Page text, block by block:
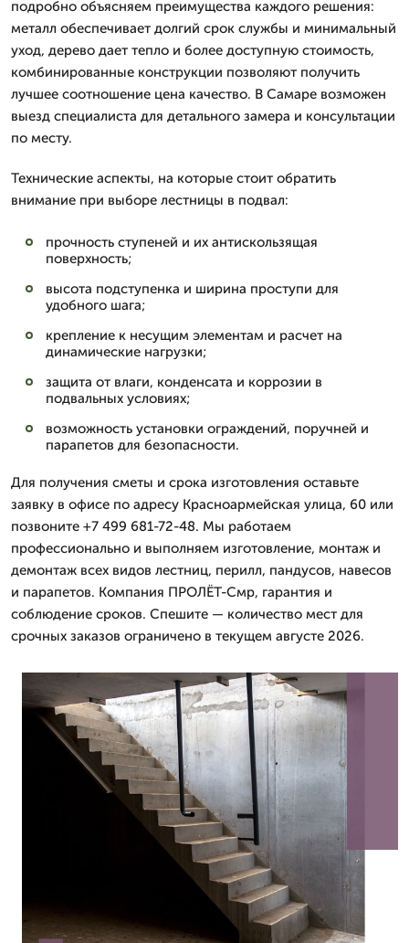
подробно объясняем преимущества каждого решения:
металл обеспечивает долгий срок службы и минимальный
уход, дерево дает тепло и более доступную стоимость,
комбинированные конструкции позволяют получить
лучшее соотношение цена качество. В Самаре возможен
выезд специалиста для детального замера и консультации
по месту.
Технические аспекты, на которые стоит обратить
внимание при выборе лестницы в подвал:
прочность ступеней и их антискользящая
поверхность;
высота подступенка и ширина проступи для
удобного шага;
крепление к несущим элементам и расчет на
динамические нагрузки;
защита от влаги, конденсата и коррозии в
подвальных условиях;
возможность установки ограждений, поручней и
парапетов для безопасности.
Для получения сметы и срока изготовления оставьте
заявку в офисе по адресу Красноармейская улица, 60 или
позвоните +7 499 681-72-48. Мы работаем
профессионально и выполняем изготовление, монтаж и
демонтаж всех видов лестниц, перилл, пандусов, навесов
и парапетов. Компания ПРОЛЁТ-Смр, гарантия и
соблюдение сроков. Спешите — количество мест для
срочных заказов ограничено в текущем августе 2026.